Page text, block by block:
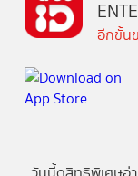
อีกขั้น